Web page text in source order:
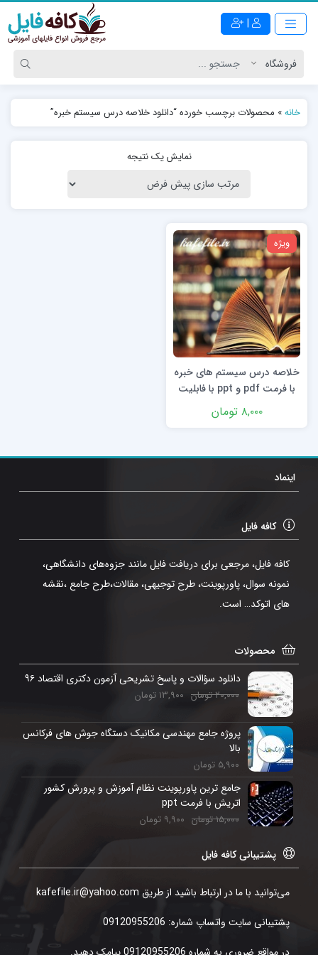
|
خانه» محصولات برچسب خورده “دانلود خلاصه درس سيستم خبره”
نمایش یک نتیجه
ویژه
خلاصه درس سیستم های خبره
با فرمت pdf و ppt با فابلیت
سرچ۸,۰۰۰ تومان
اینماد
کافه فایل
کافه فایل، مرجعی برای دریافت فایل مانند جزوه‌های دانشگاهی،
نمونه سوال، پاورپوینت، طرح توجیهی، مقالات،طرح جامع ،نقشه
های اتوکد… است.
محصولات
دانلود سؤالات و پاسخ تشریحی آزمون دکتری اقتصاد ۹۶
۲۰,۰۰۰تومان ۱۳,۹۰۰ تومان
پروژه جامع مهندسی مکانیک دستگاه جوش های فرکانس
بالا
۵,۹۰۰ تومان
جامع ترین پاورپوینت نظام آموزش و پرورش کشور
اتریش با فرمت ppt
۱۵,۰۰۰تومان ۹,۹۰۰ تومان
پشتیبانی کافه فایل
می‌توانید با ما در ارتباط باشید از طریق kafefile.ir@yahoo.com
پشتیبانی سایت واتساپ شماره: 09120955206